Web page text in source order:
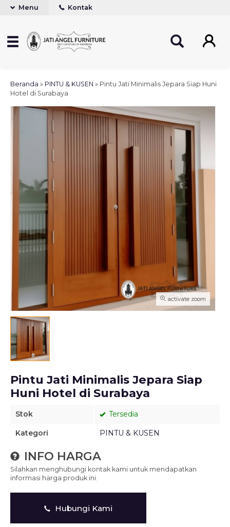
Menu Kontak
Beranda » PINTU & KUSEN » Pintu Jati Minimalis Jepara Siap Huni
Hotel di Surabaya
activate zoom
Pintu Jati Minimalis Jepara Siap
Huni Hotel di Surabaya
Stok Tersedia
Kategori PINTU & KUSEN
INFO HARGA
Silahkan menghubungi kontak kami untuk mendapatkan
informasi harga produk ini.
Hubungi Kami